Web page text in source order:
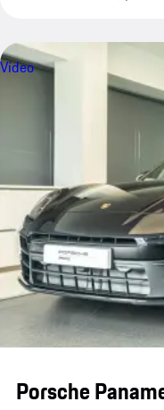
Vídeo
Porsche